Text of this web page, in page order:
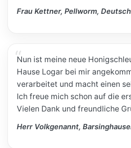
Frau Kettner, Pellworm,
Nun ist meine neue
Hause Logar bei mir
verarbeitet und macht einen
Ich freue mich schon auf die
Vielen Dank und freundliche
Herr Volkgenannt,